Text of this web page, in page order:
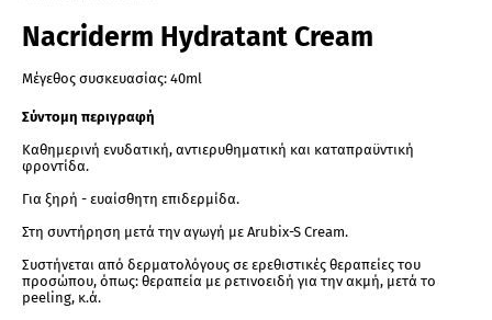
Nacriderm Hydratant Cream
Μέγεθος συσκευασίας: 40ml
Σύντομη περιγραφή
Καθημερινή ενυδατική, αντιερυθηματική και καταπραϋντική
φροντίδα.
Για ξηρή - ευαίσθητη επιδερμίδα.
Στη συντήρηση μετά την αγωγή με Arubix-S Cream.
Συστήνεται από δερματολόγους σε ερεθιστικές θεραπείες του
προσώπου, όπως: θεραπεία με ρετινοειδή για την ακμή, μετά το
peeling, κ.ά.